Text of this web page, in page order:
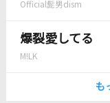
Official髭男dism
爆裂愛してる
M!LK
も